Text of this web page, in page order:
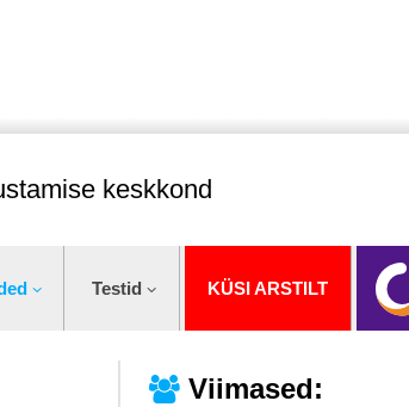
keskkond
Testid KÜSI ARSTILT
Viimased: